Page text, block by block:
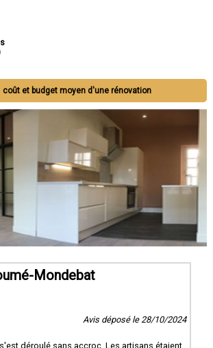
coût et budget moyen d'une rénovation
Mondebat
Avis déposé le 28/10/2024
déroulé sans accroc. Les artisans étaient